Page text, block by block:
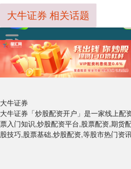
大牛证券
大牛证券「炒股配资开户」是一家线上配
票入门知识,炒股配资平台,股票配资,期货
股技巧,股票基础,炒股配资,等股市热门资讯
大牛证券 相关话题